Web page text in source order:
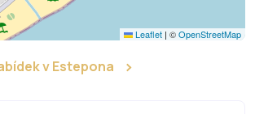
Leaflet | ©OpenStreetMap
v Estepona